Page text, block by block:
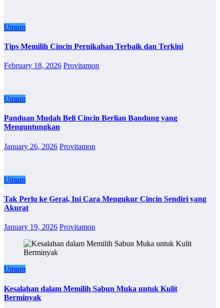
Umum
Tips Memilih Cincin Pernikahan Terbaik dan Terkini
February 18, 2026 Provitamon
Umum
Panduan Mudah Beli Cincin Berlian Bandung yang
Menguntungkan
January 26, 2026 Provitamon
Umum
Tak Perlu ke Gerai, Ini Cara Mengukur Cincin Sendiri yang
Akurat
January 19, 2026 Provitamon
Umum
Kesalahan dalam Memilih Sabun Muka untuk Kulit
Berminyak